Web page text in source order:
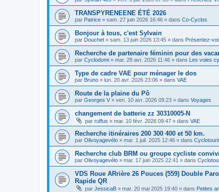
TRANSPYRENEENE ÉTÉ 2026
par Patrice » sam. 27 juin 2026 16:46 » dans Co-Cyclos
Bonjour à tous, c'est Sylvain
par Douchet » sam. 13 juin 2026 13:45 » dans Présentez-
Recherche de partenaire féminin pour des
par Cyclodomi » mar. 28 avr. 2026 11:46 » dans Les voies
Type de cadre VAE pour ménager le dos
par Bruno » lun. 20 avr. 2026 23:06 » dans VAE
Route de la plaine du Pô
par Georges V » ven. 10 avr. 2026 09:23 » dans Voyages
changement de batterie zz 30310005-N
par ruffus » mar. 10 févr. 2026 09:47 » dans VAE
Recherche itinéraires 200 300 400 et 50 km.
par Olivoyagevélo » mar. 1 juil. 2025 12:46 » dans
Recherche club BRM ou groupe cycliste
par Olivoyagevélo » mar. 17 juin 2025 22:41 » dans
VDS Roue ARrière 26 Pouces (559) Double
Rapide QR
par JessicaB » mar. 20 mai 2025 19:40 » dans Petites